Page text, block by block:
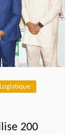
Logistique
200